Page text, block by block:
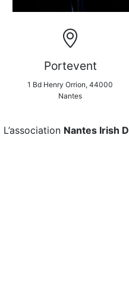
Portevent
1 Bd Henry Orrion, 44000
Nantes
L’association Nantes Irish